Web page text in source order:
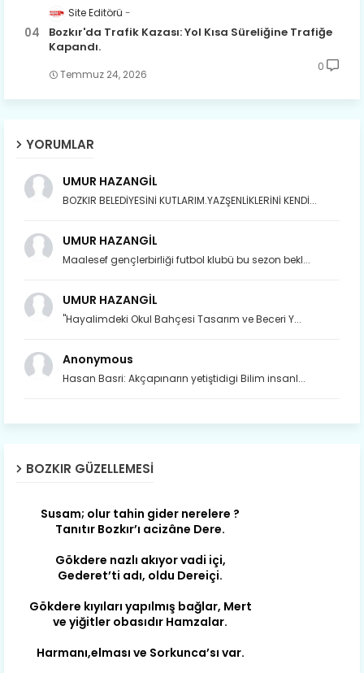
Site Editörü
Bozkır'da Trafik Kazası: Yol Kısa Süreliğine Trafiğe
Kapandı.
Temmuz 24, 2026
0
YORUMLAR
UMUR HAZANGİL
BOZKIR BELEDİYESİNİ KUTLARIM.YAZŞENLİKLERİNİ KENDİ...
UMUR HAZANGİL
Maalesef gençlerbirliği futbol klubü bu sezon bekl...
UMUR HAZANGİL
"Hayalimdeki Okul Bahçesi Tasarım ve Beceri Y...
Anonymous
Hasan Basri: Akçapınarın yetiştidigi Bilim insanl...
BOZKIR GÜZELLEMESI
Çat değişti, şimdi gülüyor Çağlayan.
Tanıtır Bozkır’ı acizâne Dere.
Gökdere nazlı akıyor vadi içi,
Gederet’ti adı, oldu Dereiçi.
Gökdere kıyıları yapılmış bağlar, Mert
Harmanı,elması ve Sorkunca’sı var.